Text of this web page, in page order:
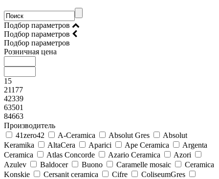
Подбор параметров
Подбор параметров
Подбор параметров
Розничная цена
15
21177
42339
63501
84663
Производитель
41zero42
A-Ceramica Absolut Gres
Absolut
Keramika
AltaCera Aparici Ape Ceramica
Argenta
Ceramica
Atlas Concorde Azario Ceramica
Azori
Azulev
Baldocer Buono Caramelle mosaic
Ceramica
Konskie
Cersanit ceramica Cifre
ColiseumGres